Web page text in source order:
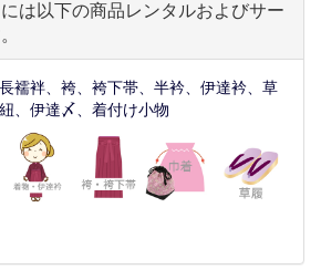
は以下の商品レンタルおよびサー
襦袢、袴、袴下帯、半衿、伊達衿、草
、伊達〆、着付け小物